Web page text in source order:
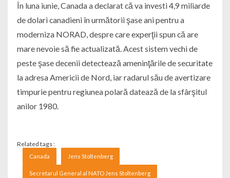
În luna iunie, Canada a declarat că va investi 4,9 miliarde
de dolari canadieni în următorii şase ani pentru a
moderniza NORAD, despre care experţii spun că are
mare nevoie să fie actualizată. Acest sistem vechi de
peste şase decenii detectează ameninţările de securitate
la adresa Americii de Nord, iar radarul său de avertizare
timpurie pentru regiunea polară datează de la sfârşitul
anilor 1980.
Related tags :
Canada Jens Stoltenberg
Secretarul General al NATO Jens Stoltenberg